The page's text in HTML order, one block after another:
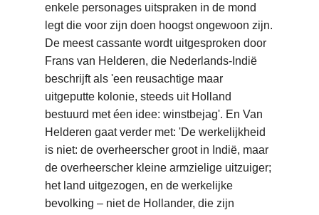
enkele personages uitspraken in de mond
legt die voor zijn doen hoogst ongewoon zijn.
De meest cassante wordt uitgesproken door
Frans van Helderen, die Nederlands-Indië
beschrijft als 'een reusachtige maar
uitgeputte kolonie, steeds uit Holland
bestuurd met éen idee: winstbejag'. En Van
Helderen gaat verder met: 'De werkelijkheid
is niet: de overheerscher groot in Indië, maar
de overheerscher kleine armzielige uitzuiger;
het land uitgezogen, en de werkelijke
bevolking – niet de Hollander, die zijn